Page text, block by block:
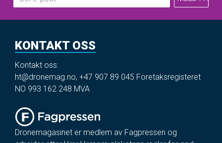
KONTAKT OSS
Kontakt oss:
ht@dronemag.no, +47 907 89 045 Foretaksregisteret
NO 993 162 248 MVA
Dronemagasinet er medlem av Fagpressen og